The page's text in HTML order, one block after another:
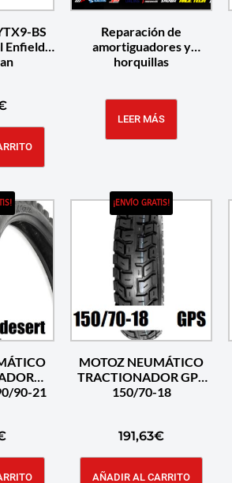
BS
Enfield
Reparación de
amortiguadores y
horquillas
LEER MÁS
90-21
¡ENVÍO GRATIS!
MOTOZ NEUMÁTICO
TRACTIONADOR GPS
150/70-18
191,63€
AÑADIR AL CARRITO